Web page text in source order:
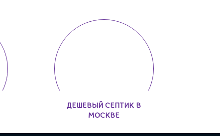
ДЕШЕВЫЙ СЕПТИК В
МОСКВЕ